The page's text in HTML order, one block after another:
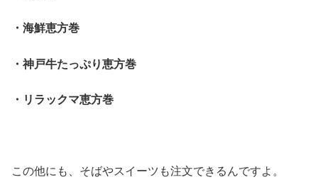
・海鮮恵方巻
・神戸牛たっぷり恵方巻
・リラックマ恵方巻
この他にも、そばやスイーツも注文できるんですよ。